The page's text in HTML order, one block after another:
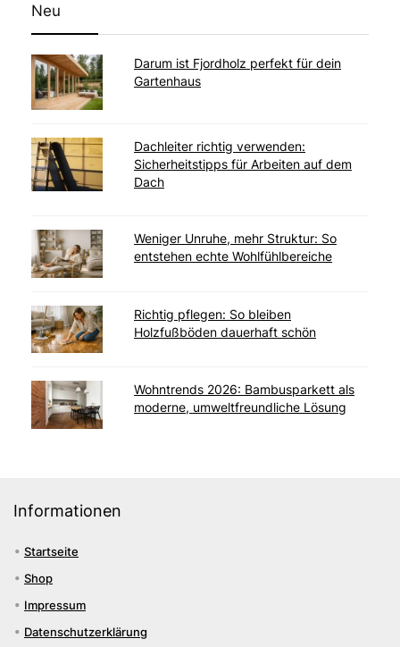
Neu
Darum ist Fjordholz perfekt für dein
Gartenhaus
Dachleiter richtig verwenden:
Sicherheitstipps für Arbeiten auf dem
Dach
Weniger Unruhe, mehr Struktur: So
entstehen echte Wohlfühlbereiche
Richtig pflegen: So bleiben
Holzfußböden dauerhaft schön
Wohntrends 2026: Bambusparkett als
moderne, umweltfreundliche Lösung
Informationen
Startseite
Shop
Impressum
Datenschutzerklärung